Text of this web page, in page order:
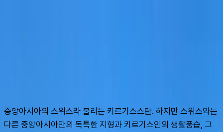
중앙아시아의 스위스라 불리는 키르기스스탄. 하지만 스위스와는
다른 중앙아시아만의 독특한 지형과 키르기스인의 생활풍습, 그